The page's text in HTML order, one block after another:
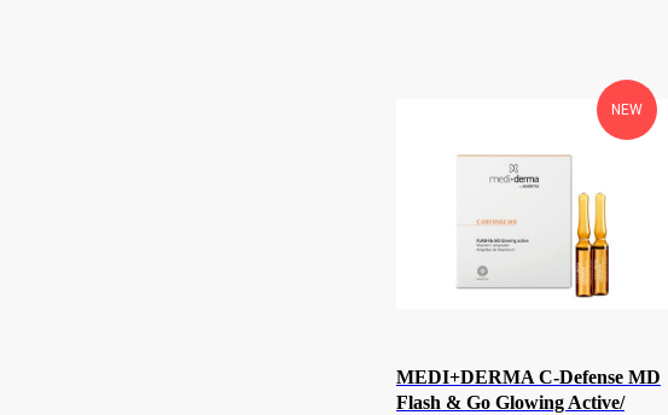
NEW
MEDI+DERMA C-Defense MD
Flash & Go Glowing Active/